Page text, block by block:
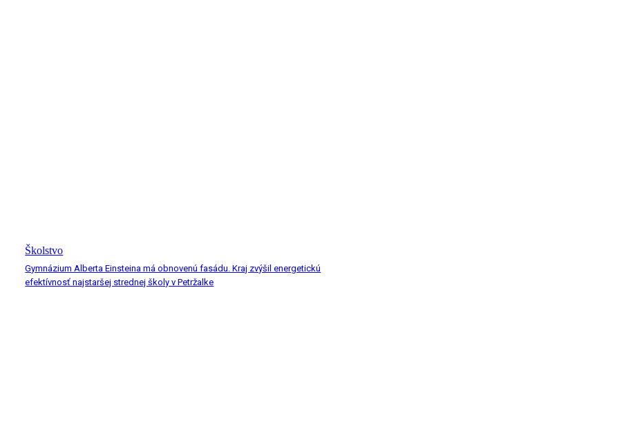
Školstvo
Gymnázium Alberta Einsteina má obnovenú fasádu. Kraj zvýšil energetickú
efektívnosť najstaršej strednej školy v Petržalke